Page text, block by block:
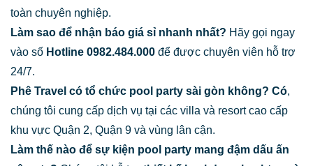
toàn chuyên nghiệp.
Làm sao để nhận báo giá sỉ nhanh nhất? Hãy gọi ngay
vào số Hotline 0982.484.000 để được chuyên viên hỗ trợ
24/7.
Phê Travel có tổ chức pool party sài gòn không? Có,
chúng tôi cung cấp dịch vụ tại các villa và resort cao cấp
khu vực Quận 2, Quận 9 và vùng lân cận.
Làm thế nào để sự kiện pool party mang đậm dấu ấn